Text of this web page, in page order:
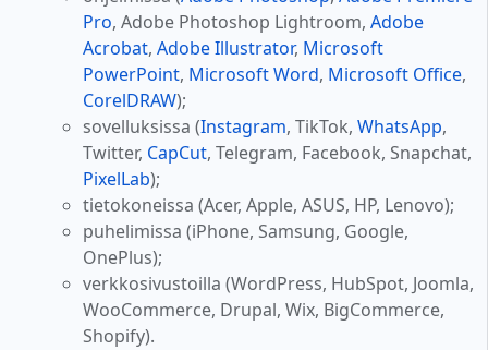
Pro, Adobe Photoshop Lightroom, Adobe
Acrobat, Adobe Illustrator, Microsoft
PowerPoint, Microsoft Word, Microsoft Office,
CorelDRAW);
sovelluksissa (Instagram, TikTok, WhatsApp,
Twitter, CapCut, Telegram, Facebook, Snapchat,
PixelLab);
tietokoneissa (Acer, Apple, ASUS, HP, Lenovo);
puhelimissa (iPhone, Samsung, Google,
OnePlus);
verkkosivustoilla (WordPress, HubSpot, Joomla,
WooCommerce, Drupal, Wix, BigCommerce,
Shopify).